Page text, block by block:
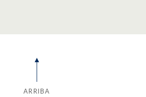
ARRIBA